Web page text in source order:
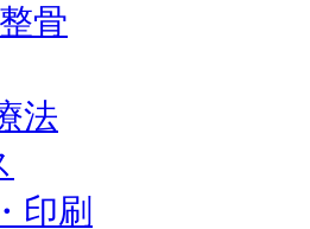
骨
法
印刷